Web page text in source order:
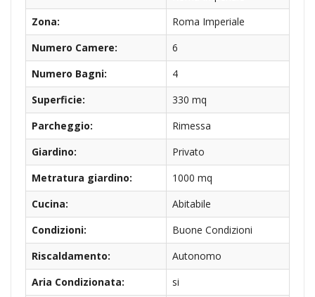
Zona:
Roma Imperiale
Numero Camere:
6
Numero Bagni:
4
Superficie:
330 mq
Parcheggio:
Rimessa
Giardino:
Privato
Metratura giardino:
1000 mq
Cucina:
Abitabile
Condizioni:
Buone Condizioni
Riscaldamento:
Autonomo
Aria Condizionata:
si